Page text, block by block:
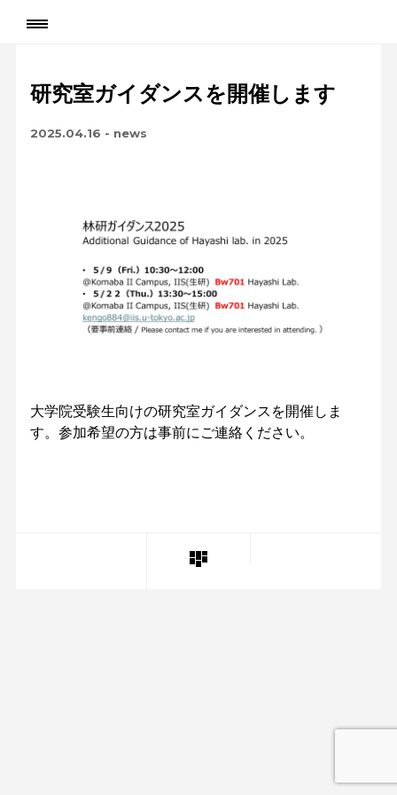
研究室ガイダンスを開催します
2025.04.16 - news
大学院受験生向けの研究室ガイダンスを開催しま
す。参加希望の方は事前にご連絡ください。